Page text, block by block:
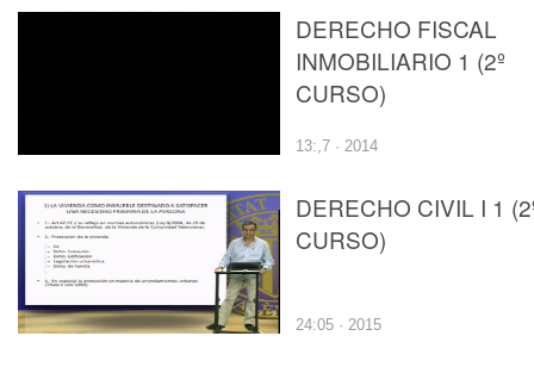
DERECHO FISCAL
INMOBILIARIO 1 (2º
CURSO)
13:,7 · 2014
DERECHO CIVIL I 1
CURSO)
24:05 · 2015